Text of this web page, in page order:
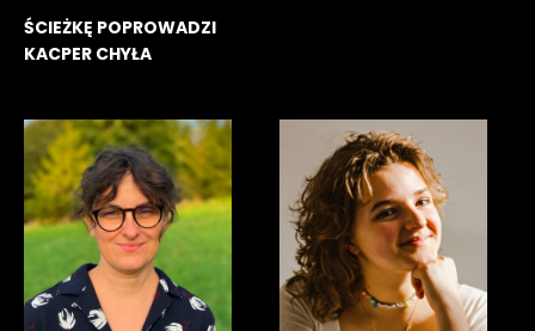
ŚCIEŻKĘ POPROWADZI
KACPER CHYŁA